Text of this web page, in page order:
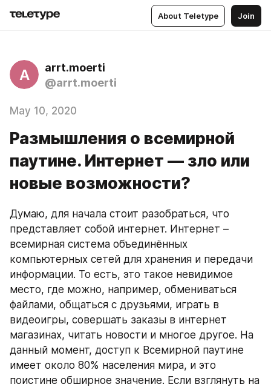
About Teletype Join
A
arrt.moerti
@arrt.moerti
May 10, 2020
Размышления о всемирной
паутине. Интернет — зло или
новые возможности?
Думаю, для начала стоит разобраться, что
представляет собой интернет. Интернет –
всемирная система объединённых
компьютерных сетей для хранения и передачи
информации. То есть, это такое невидимое
место, где можно, например, обмениваться
файлами, общаться с друзьями, играть в
видеоигры, совершать заказы в интернет
магазинах, читать новости и многое другое. На
данный момент, доступ к Всемирной паутине
имеет около 80% населения мира, и это
поистине обширное значение. Если взглянуть на